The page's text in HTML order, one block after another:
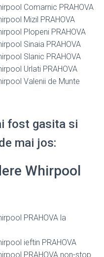
Comarnic PRAHOVA
Mizil PRAHOVA
Plopeni PRAHOVA
Sinaia PRAHOVA
Slanic PRAHOVA
Urlati PRAHOVA
Valenii de Munte
fost gasita si
mai jos:
Whirpool
PRAHOVA la
ieftin PRAHOVA
PRAHOVA non-stop